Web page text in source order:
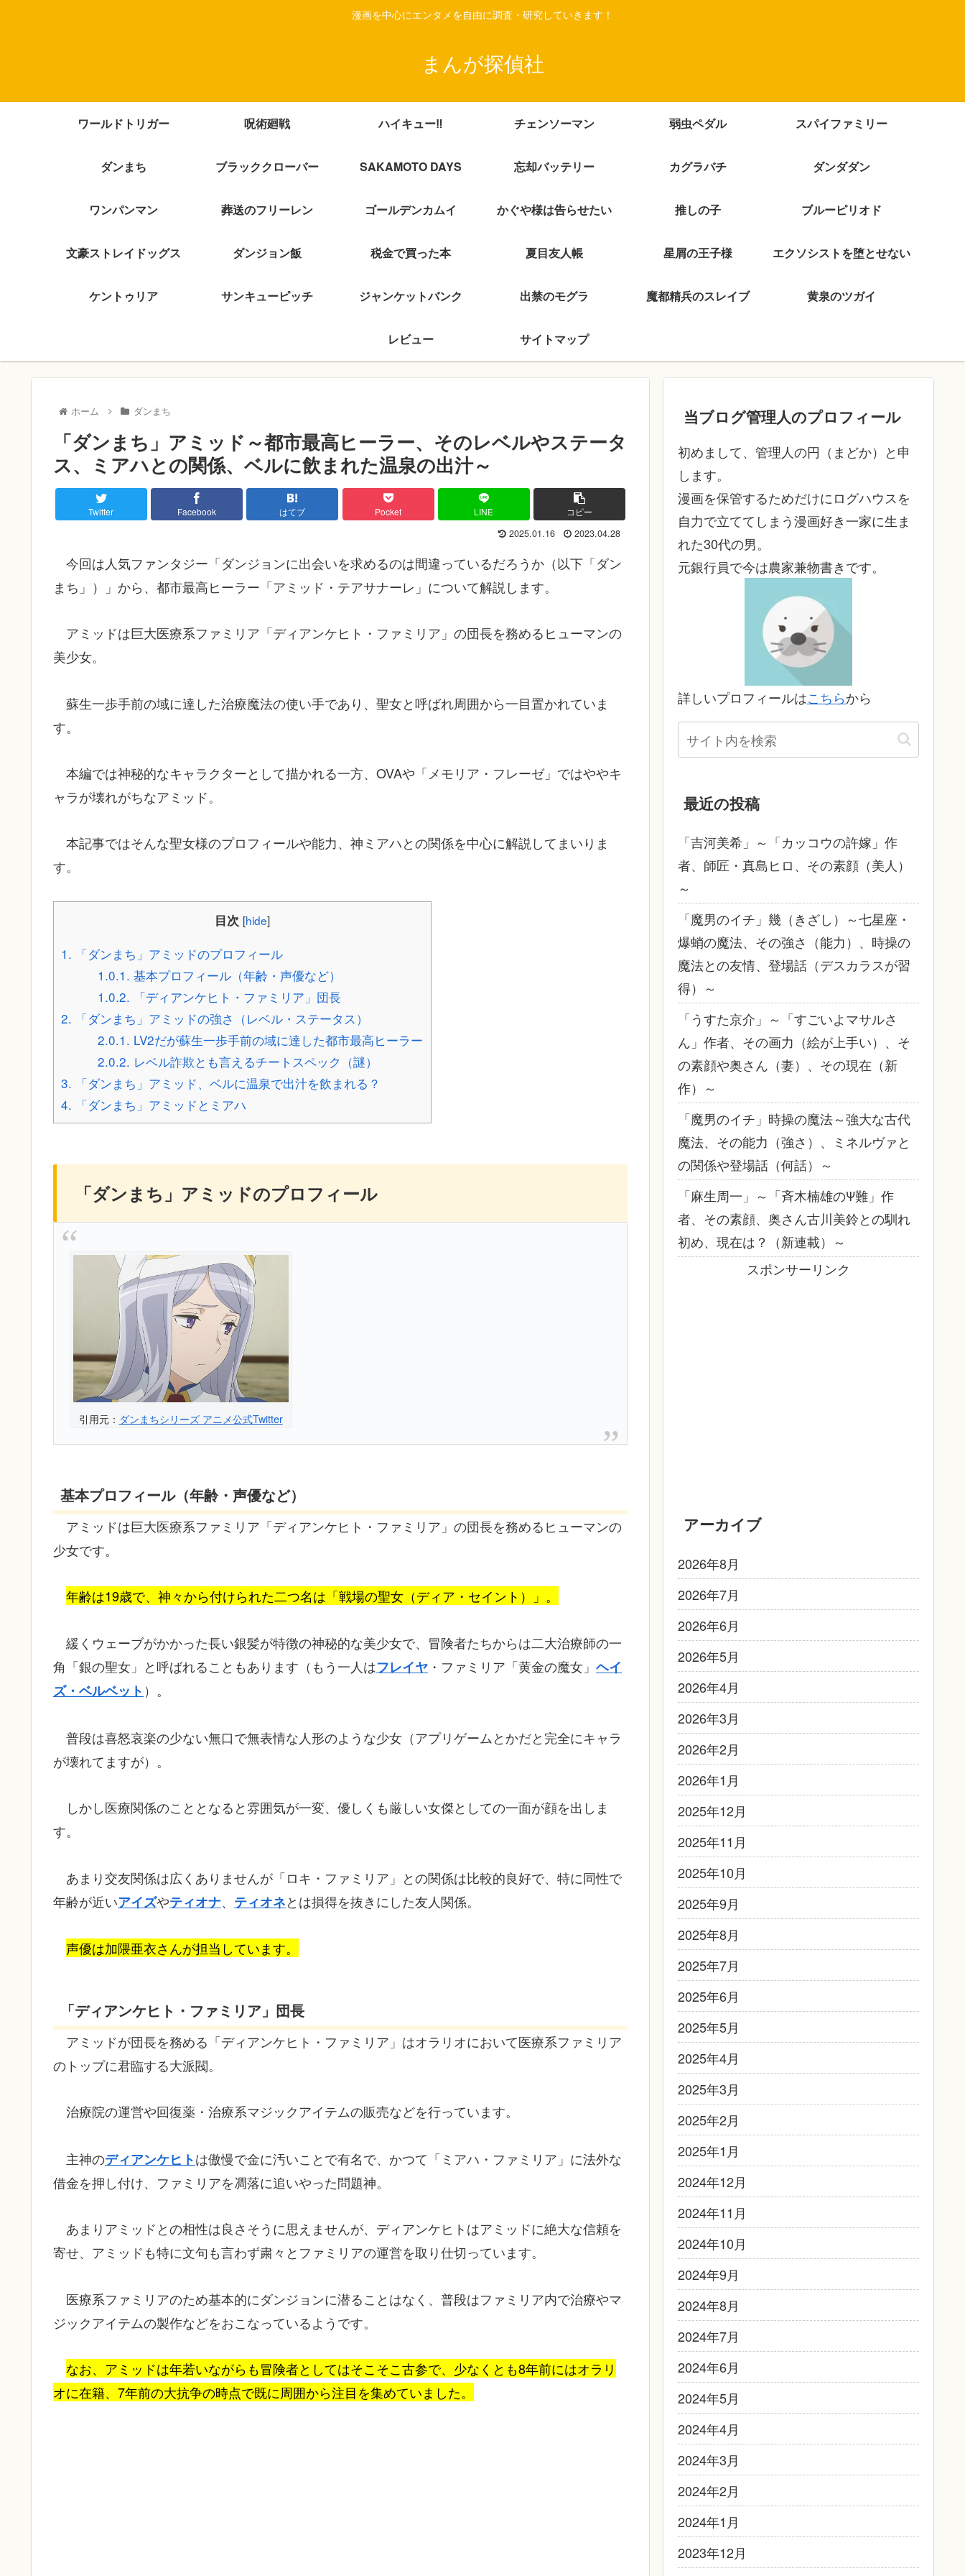
漫画を中心にエンタメを自由に調査・研究していきます！
まんが探偵社
ワールドトリガー 呪術廻戦 ハイキュー‼ チェンソーマン 弱虫ペダル スパイファミリー
ダンまち ブラッククローバー SAKAMOTO DAYS 忘却バッテリー カグラバチ ダンダダン
ワンパンマン 葬送のフリーレン ゴールデンカムイ かぐや様は告らせたい 推しの子 ブルーピリオド
文豪ストレイドッグス ダンジョン飯 税金で買った本 夏目友人帳 星屑の王子様 エクソシストを堕とせない
ケントゥリア サンキューピッチ ジャンケットバンク 出禁のモグラ 魔都精兵のスレイブ 黄泉のツガイ
レビュー サイトマップ
ホーム ダンまち
「ダンまち」アミッド～都市最高ヒーラー、そのレベルやステータ
ス、ミアハとの関係、ベルに飲まれた温泉の出汁～
Twitter Facebook はてブ Pocket LINE コピー
2025.01.16 2023.04.28
今回は人気ファンタジー「ダンジョンに出会いを求めるのは間違っているだろうか（以下「ダン
まち」）」から、都市最高ヒーラー「アミッド・テアサナーレ」について解説します。
アミッドは巨大医療系ファミリア「ディアンケヒト・ファミリア」の団長を務めるヒューマンの
美少女。
蘇生一歩手前の域に達した治療魔法の使い手であり、聖女と呼ばれ周囲から一目置かれていま
す。
本編では神秘的なキャラクターとして描かれる一方、OVAや「メモリア・フレーゼ」ではややキ
ャラが壊れがちなアミッド。
本記事ではそんな聖女様のプロフィールや能力、神ミアハとの関係を中心に解説してまいりま
す。
目次 [hide]
1. 「ダンまち」アミッドのプロフィール
1.0.1. 基本プロフィール（年齢・声優など）
1.0.2. 「ディアンケヒト・ファミリア」団長
2. 「ダンまち」アミッドの強さ（レベル・ステータス）
2.0.1. LV2だが蘇生一歩手前の域に達した都市最高ヒーラー
2.0.2. レベル詐欺とも言えるチートスペック（謎）
3. 「ダンまち」アミッド、ベルに温泉で出汁を飲まれる？
4. 「ダンまち」アミッドとミアハ
「ダンまち」アミッドのプロフィール
引用元： ダンまちシリーズ アニメ公式Twitter
基本プロフィール（年齢・声優など）
アミッドは巨大医療系ファミリア「ディアンケヒト・ファミリア」の団長を務めるヒューマンの
少女です。
年齢は19歳で、神々から付けられた二つ名は「戦場の聖女（ディア・セイント）」。
緩くウェーブがかかった長い銀髪が特徴の神秘的な美少女で、冒険者たちからは二大治療師の一
角「銀の聖女」と呼ばれることもあります（もう一人はフレイヤ ・ファミリア「黄金の魔女」 ヘイ
ズ・ベルベット ）。
普段は喜怒哀楽の少ない無口で無表情な人形のような少女（アプリゲームとかだと完全にキャラ
が壊れてますが）。
しかし医療関係のこととなると雰囲気が一変、優しくも厳しい女傑としての一面が顔を出しま
す。
あまり交友関係は広くありませんが「ロキ・ファミリア」との関係は比較的良好で、特に同性で
年齢が近いアイズやティオナ、 ティオネとは損得を抜きにした友人関係。
声優は加隈亜衣さんが担当しています。
「ディアンケヒト・ファミリア」団長
アミッドが団長を務める「ディアンケヒト・ファミリア」はオラリオにおいて医療系ファミリア
のトップに君臨する大派閥。
治療院の運営や回復薬・治療系マジックアイテムの販売などを行っています。
主神のディアンケヒトは傲慢で金に汚いことで有名で、かつて「ミアハ・ファミリア」に法外な
借金を押し付け、ファミリアを凋落に追いやった問題神。
あまりアミッドとの相性は良さそうに思えませんが、ディアンケヒトはアミッドに絶大な信頼を
寄せ、アミッドも特に文句も言わず粛々とファミリアの運営を取り仕切っています。
医療系ファミリアのため基本的にダンジョンに潜ることはなく、普段はファミリア内で治療やマ
ジックアイテムの製作などをおこなっているようです。
なお、アミッドは年若いながらも冒険者としてはそこそこ古参で、少なくとも8年前にはオラリ
オに在籍、7年前の大抗争の時点で既に周囲から注目を集めていました。
当ブログ管理人のプロフィール
初めまして、管理人の円（まどか）と申
します。
漫画を保管するためだけにログハウスを
自力で立ててしまう漫画好き一家に生ま
れた30代の男。
元銀行員で今は農家兼物書きです。
詳しいプロフィールはこちらから
最近の投稿
「吉河美希」～「カッコウの許嫁」作
者、師匠・真島ヒロ、その素顔（美人）
～
「魔男のイチ」幾（きざし）～七星座・
爆蛸の魔法、その強さ（能力）、時操の
魔法との友情、登場話（デスカラスが習
得）～
「うすた京介」～「すごいよマサルさ
ん」作者、その画力（絵が上手い）、そ
の素顔や奥さん（妻）、その現在（新
作）～
「魔男のイチ」時操の魔法～強大な古代
魔法、その能力（強さ）、ミネルヴァと
の関係や登場話（何話）～
「麻生周一」～「斉木楠雄のΨ難」作
者、その素顔、奥さん古川美鈴との馴れ
初め、現在は？（新連載）～
スポンサーリンク
アーカイブ
2026年8月
2026年7月
2026年6月
2026年5月
2026年4月
2026年3月
2026年2月
2026年1月
2025年12月
2025年11月
2025年10月
2025年9月
2025年8月
2025年7月
2025年6月
2025年5月
2025年4月
2025年3月
2025年2月
2025年1月
2024年12月
2024年11月
2024年10月
2024年9月
2024年8月
2024年7月
2024年6月
2024年5月
2024年4月
2024年3月
2024年2月
2024年1月
2023年12月